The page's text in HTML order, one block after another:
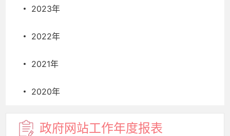
2023年
2022年
2021年
2020年
政府网站工作年度报表